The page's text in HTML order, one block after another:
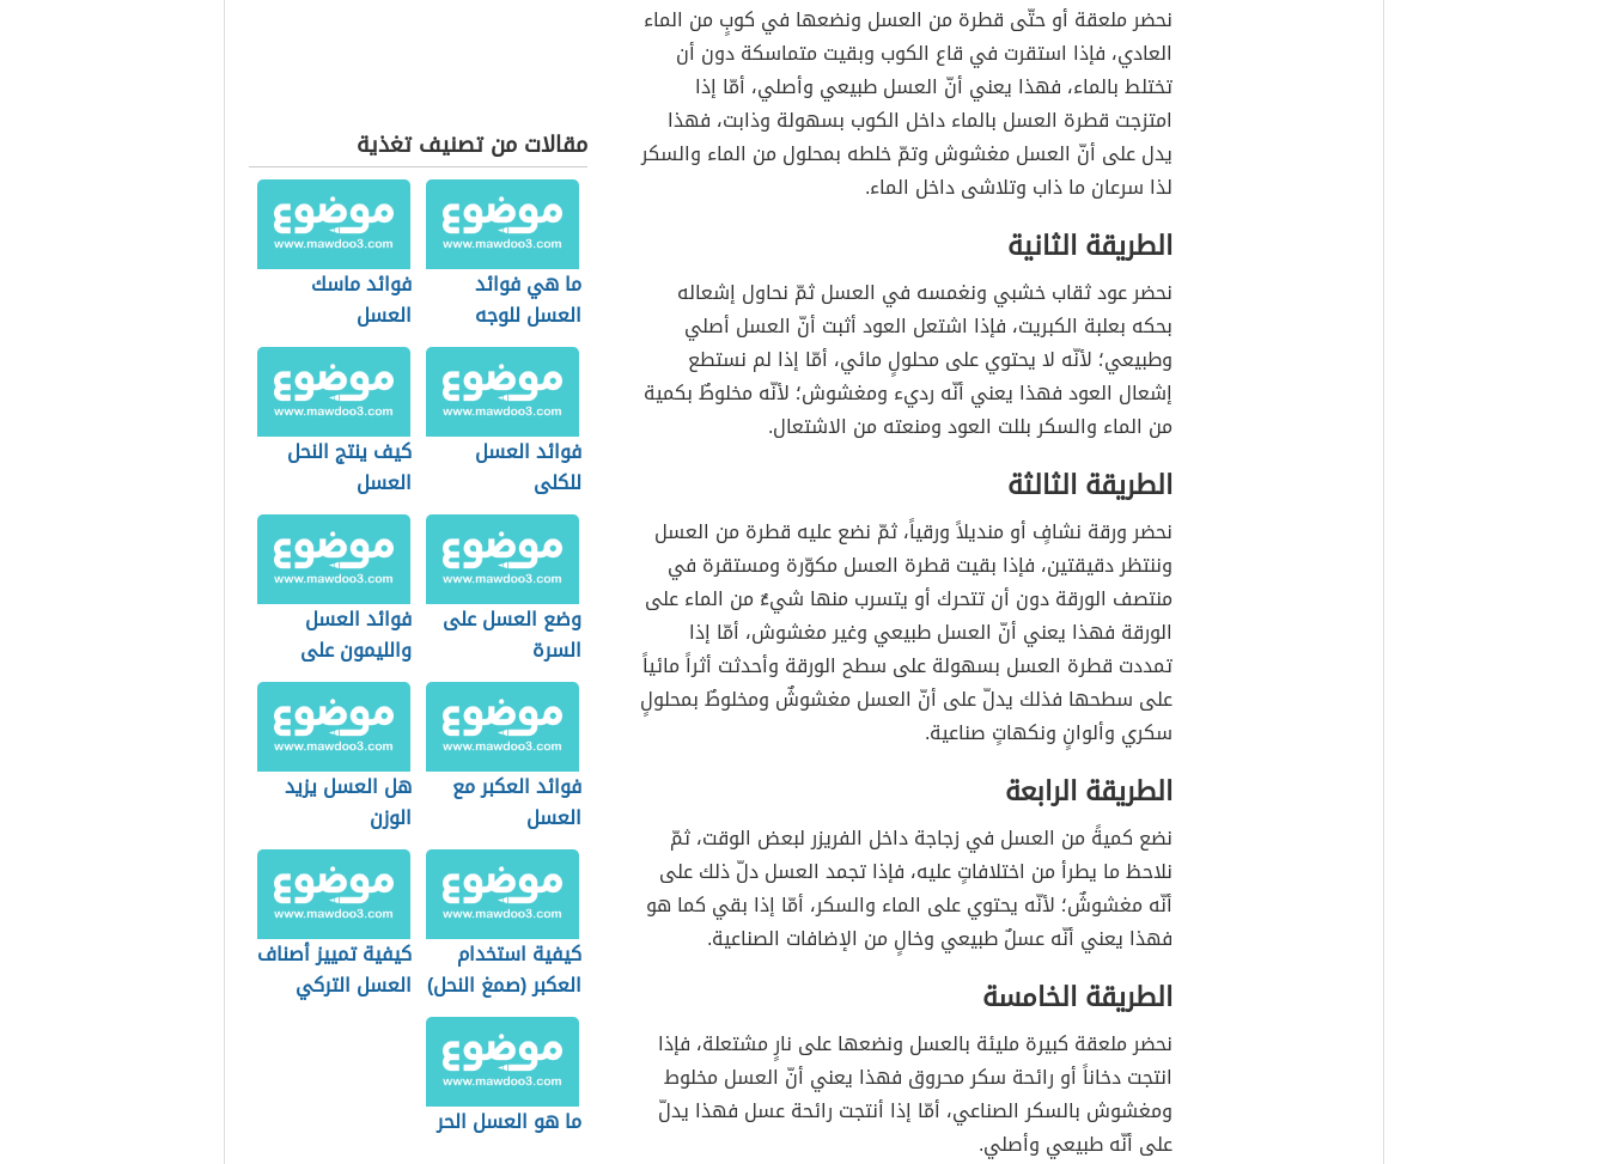
نحضر ملعقة أو حتّى قطرة من العسل ونضعها في كوبٍ من الماء
العادي، فإذا استقرت في قاع الكوب وبقيت متماسكة دون أن
تختلط بالماء، فهذا يعني أنّ العسل طبيعي وأصلي، أمّا إذا
امتزجت قطرة العسل بالماء داخل الكوب بسهولة وذابت، فهذا
يدل على أنّ العسل مغشوش وتمّ خلطه بمحلول من الماء والسكر
لذا سرعان ما ذاب وتلاشى داخل الماء.
الطريقة الثانية
نحضر عود ثقاب خشبي ونغمسه في العسل ثمّ نحاول إشعاله
بحكه بعلبة الكبريت، فإذا اشتعل العود أثبت أنّ العسل أصلي
وطبيعي؛ لأنّه لا يحتوي على محلولٍ مائي، أمّا إذا لم نستطع
إشعال العود فهذا يعني أنّه رديء ومغشوش؛ لأنّه مخلوطٌ بكمية
من الماء والسكر بللت العود ومنعته من الاشتعال.
الطريقة الثالثة
نحضر ورقة نشافٍ أو منديلاً ورقياً، ثمّ نضع عليه قطرة من العسل
وننتظر دقيقتين، فإذا بقيت قطرة العسل مكوّرة ومستقرة في
منتصف الورقة دون أن تتحرك أو يتسرب منها شيءٌ من الماء على
الورقة فهذا يعني أنّ العسل طبيعي وغير مغشوش، أمّا إذا
تمددت قطرة العسل بسهولة على سطح الورقة وأحدثت أثراً مائياً
على سطحها فذلك يدلّ على أنّ العسل مغشوشٌ ومخلوطٌ بمحلولٍ
سكري وألوانٍ ونكهاتٍ صناعية.
الطريقة الرابعة
نضع كميةً من العسل في زجاجة داخل الفريزر لبعض الوقت، ثمّ
نلاحظ ما يطرأ من اختلافاتٍ عليه، فإذا تجمد العسل دلّ ذلك على
أنّه مغشوشٌ؛ لأنّه يحتوي على الماء والسكر، أمّا إذا بقي كما هو
فهذا يعني أنّه عسلٌ طبيعي وخالٍ من الإضافات الصناعية.
الطريقة الخامسة
نحضر ملعقة كبيرة مليئة بالعسل ونضعها على نارٍ مشتعلة، فإذا
انتجت دخاناً أو رائحة سكر محروق فهذا يعني أنّ العسل مخلوط
ومغشوش بالسكر الصناعي، أمّا إذا أنتجت رائحة عسل فهذا يدلّ
على أنّه طبيعي وأصلي.
مقالات من تصنيف تغذية
ما هي فوائد
العسل للوجه
فوائد ماسك
العسل
فوائد العسل
للكلى
كيف ينتج النحل
العسل
وضع العسل على
السرة
فوائد العسل
والليمون على
الريق
فوائد العكبر مع
العسل
هل العسل يزيد
الوزن
كيفية استخدام
العكبر (صمغ النحل)
كيفية تمييز أصناف
العسل التركي
ما هو العسل الحر